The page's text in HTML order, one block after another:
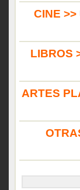
CINE >>
LIBROS
ARTES